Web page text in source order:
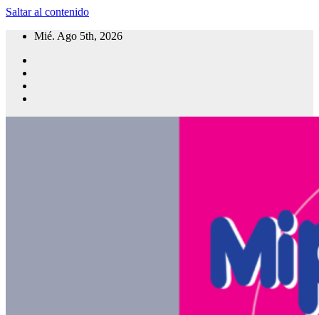
Saltar al contenido
Mié. Ago 5th, 2026